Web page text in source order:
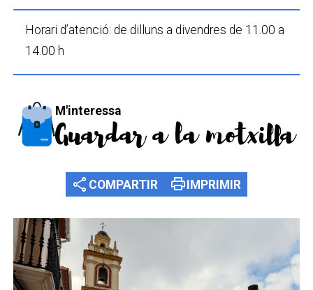
Horari d’atenció: de dilluns a divendres de 11.00 a
14.00 h
M'interessa
Guardar a la motxilla
share COMPARTIR printIMPRIMIR